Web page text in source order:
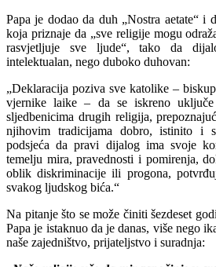
Papa je dodao da duh „Nostra aetate“ i
koja priznaje da „sve religije mogu
rasvjetljuje sve ljude“, tako da
intelektualan, nego duboko duhovan:
„Deklaracija poziva sve katolike –
vjernike laike – da se iskreno
sljedbenicima drugih religija,
njihovim tradicijama dobro, istinito i
podsjeća da pravi dijalog ima svoje
temelju mira, pravednosti i pomirenja,
oblik diskriminacije ili progona,
svakog ljudskog bića.“
Na pitanje što se može činiti šezdeset
Papa je istaknuo da je danas, više nego
naše zajedništvo, prijateljstvo i suradnja: